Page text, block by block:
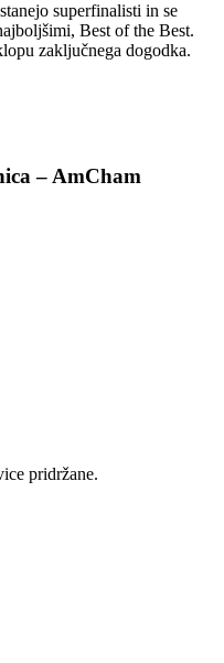
superfinalisti in se
Best of the Best.
zaključnega dogodka.
– AmCham
pridržane.